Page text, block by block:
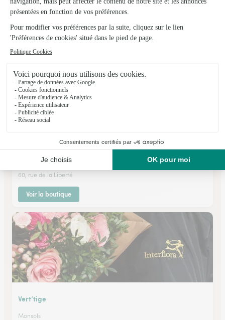
★★★★ ★3.6 (28)
Pole commercial Gayen 33, rue Dorian
Voir la boutique
60, rue de la Liberté
Voir la boutique
Vert’tige
Monsols